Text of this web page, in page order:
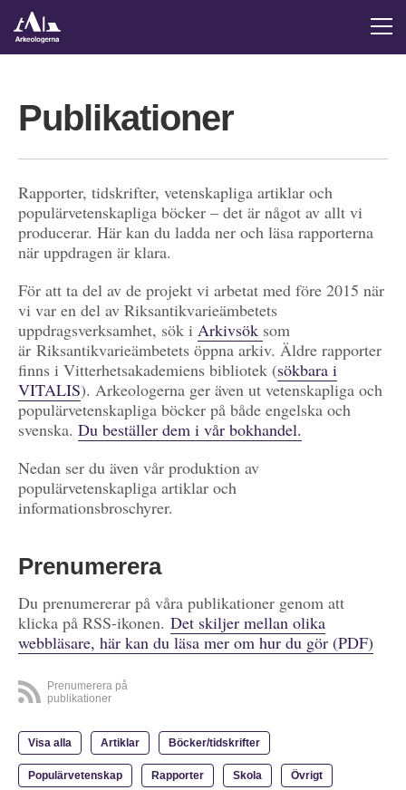
Publikationer
Rapporter, tidskrifter, vetenskapliga artiklar och
populärvetenskapliga böcker – det är något av allt vi
producerar. Här kan du ladda ner och läsa rapporterna
när uppdragen är klara.
För att ta del av de projekt vi arbetat med före 2015 när
vi var en del av Riksantikvarieämbetets
uppdragsverksamhet, sök i Arkivsök som
är Riksantikvarieämbetets öppna arkiv. Äldre rapporter
finns i Vitterhetsakademiens bibliotek (sökbara i
VITALIS). Arkeologerna ger även ut vetenskapliga och
populärvetenskapliga böcker på både engelska och
svenska. Du beställer dem i vår bokhandel.
Nedan ser du även vår produktion av
populärvetenskapliga artiklar och
informationsbroschyrer.
Prenumerera
Du prenumererar på våra publikationer genom att
klicka på RSS-ikonen. Det skiljer mellan olika
webbläsare, här kan du läsa mer om hur du gör (PDF)
Prenumerera på
publikationer
Visa alla Artiklar Böcker/tidskrifter
Populärvetenskap Rapporter Skola Övrigt